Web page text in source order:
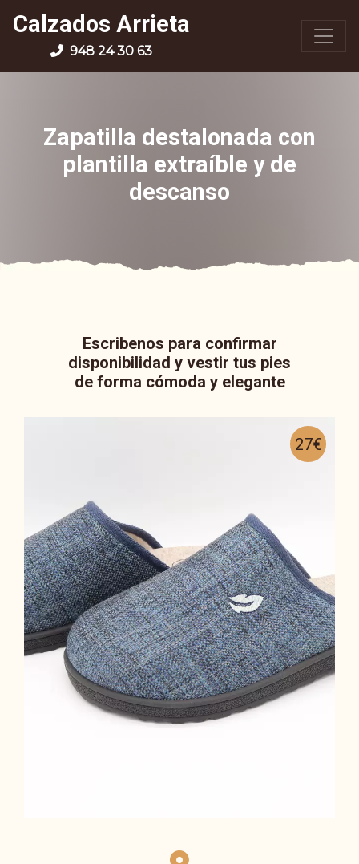
Calzados Arrieta
948 24 30 63
Zapatilla destalonada con
plantilla extraíble y de
descanso
Escribenos para confirmar
disponibilidad y vestir tus pies
de forma cómoda y elegante
27€